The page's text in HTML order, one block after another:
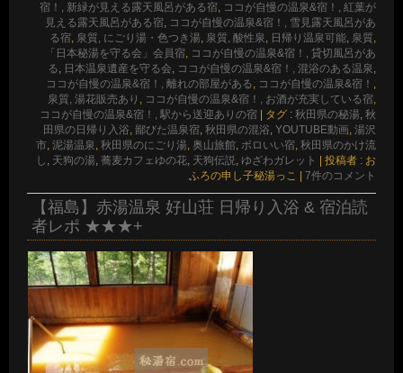
宿！, 新緑が見える露天風呂がある宿, ココが自慢の温泉&宿！, 紅葉が
見える露天風呂がある宿, ココが自慢の温泉&宿！, 雪見露天風呂があ
る宿, 泉質, にごり湯・色つき湯, 泉質, 酸性泉, 日帰り温泉可能, 泉質,
「日本秘湯を守る会」会員宿, ココが自慢の温泉&宿！, 貸切風呂があ
る, 日本温泉遺産を守る会, ココが自慢の温泉&宿！, 混浴のある温泉,
ココが自慢の温泉&宿！, 離れの部屋がある, ココが自慢の温泉&宿！ ,
泉質, 湯花販売あり , ココが自慢の温泉&宿！, お酒が充実している宿,
ココが自慢の温泉&宿！, 駅から送迎ありの宿
タグ : 秋田県の秘湯, 秋
田県の日帰り入浴, 鄙びた温泉宿, 秋田県の混浴, YOUTUBE動画, 湯沢
市, 泥湯温泉, 秋田県のにごり湯, 奥山旅館, ボロいい宿, 秋田県のかけ流
し , 天狗の湯, 蕎麦カフェゆの花, 天狗伝説, ゆざわガレット
投稿者 : お
ふろの申し子秘湯っこ
7件のコメント
【福島】赤湯温泉 好山荘 日帰り入浴 & 宿泊読
者レポ ★★★+